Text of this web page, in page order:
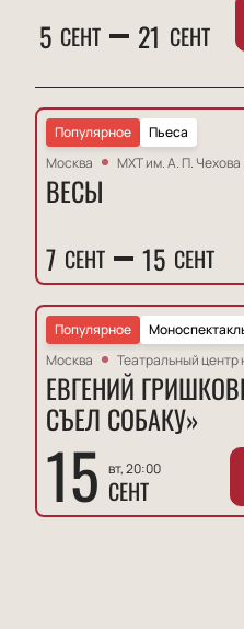
5 СЕНТ 21 СЕНТ
Пьеса
Популярное
Москва
МХТ им. А. П. Чехова
ВЕСЫ
7 СЕНТ 15 СЕНТ
Популярное
Москва
Театральный
ЕВГЕНИЙ
СЪЕЛ СОБАКУ»
15 вт, 20:00
СЕНТ